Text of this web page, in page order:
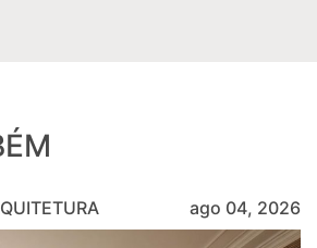
ago 04, 2026